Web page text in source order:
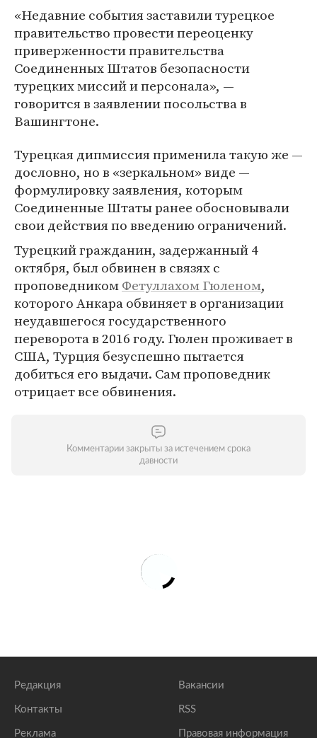
«Недавние события заставили турецкое
правительство провести переоценку
приверженности правительства
Соединенных Штатов безопасности
турецких миссий и персонала», —
говорится в заявлении посольства в
Вашингтоне.
Турецкая дипмиссия применила такую же —
дословно, но в «зеркальном» виде —
формулировку заявления, которым
Соединенные Штаты ранее обосновывали
свои действия по введению ограничений.
Турецкий гражданин, задержанный 4
октября, был обвинен в связях с
проповедникомФетуллахом Гюленом,
которого Анкара обвиняет в организации
неудавшегося государственного
переворота в 2016 году. Гюлен проживает в
США, Турция безуспешно пытается
добиться его выдачи. Сам проповедник
отрицает все обвинения.
Комментарии закрыты за истечением срока
давности
Редакция
Контакты
Реклама
Вакансии
RSS
Правовая информация